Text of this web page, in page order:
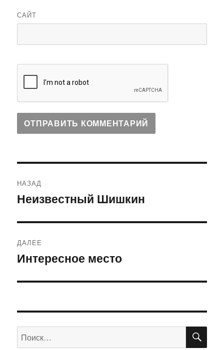
САЙТ
по
НАЗАД
Предыдущая
Неизвестный Шишкин
ДАЛЕЕ
Следующая
Интересное место
Искать: